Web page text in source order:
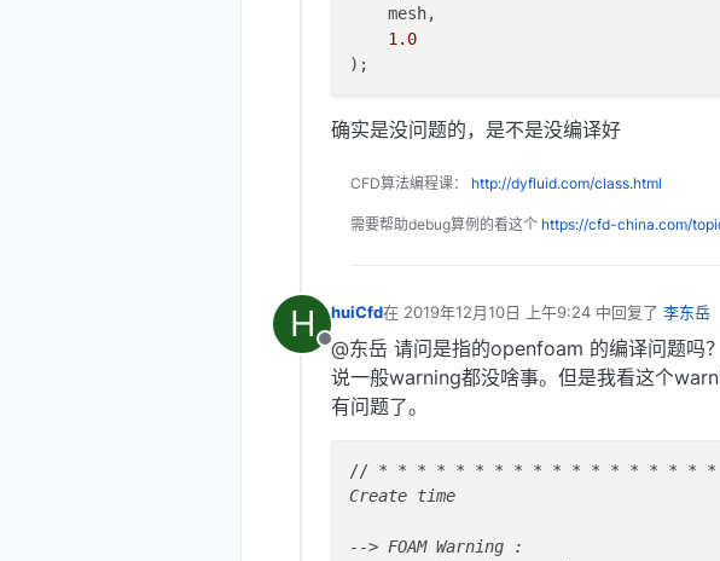
    mesh,
1.0
确实是没问题的，是不是没编译好
CFD算法编程课： http://dyfluid.com/class.html
需要帮助debug算例的看这个 https://cfd-china.com/
H
离线
huiCfd在 2019年12月10日 上午9:24 中回复了 李东岳
最后由 编辑
@东岳 请问是指的openfoam 的编译问题吗
说一般warning都没啥事。但是我看这个
有问题了。
// * * * * * * * * * * * * * * * * * *
Create time
--> FOAM Warning :